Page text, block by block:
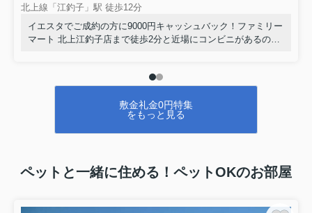
北上線「江釣子」駅 徒歩12分
イエスタでご成約の方に9000円キャッシュバック！ファミリー
マート 北上江釣子店まで徒歩2分と近場にコンビニがあるのも
「パストラル北上Ⅱ」◎北上市や北上線江釣子付近で、お客様
お部屋探しをサポートいたします(#^^#)
敷金礼金0円特集
をもっと見る
ペットと一緒に住める！ペットOKのお部屋